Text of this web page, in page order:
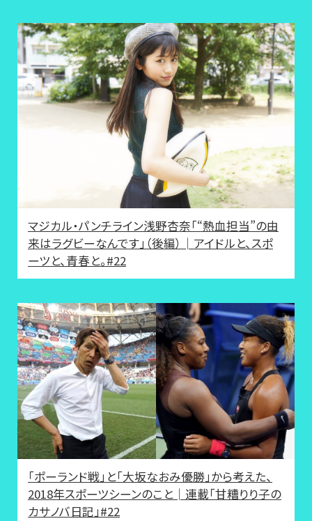
マジカル・パンチライン浅野杏奈「“熱血担当”の由
来はラグビーなんです」（後編）│アイドルと、スポ
ーツと、青春と。#22
「ポーランド戦」と「大坂なおみ優勝」から考えた、
2018年スポーツシーンのこと│連載「甘糟りり子の
カサノバ日記」#22